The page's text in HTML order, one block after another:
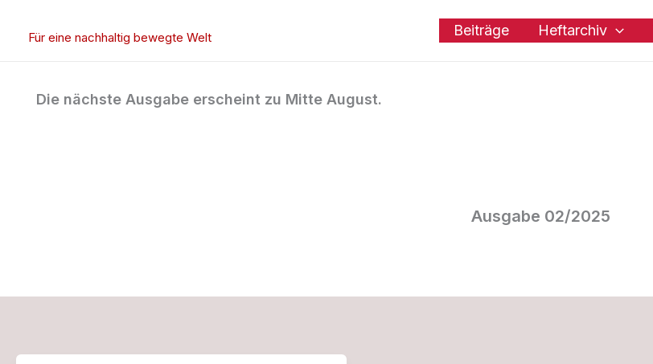
InhaltFür eine nachhaltig bewegte Welt Beiträge Heftarchiv
Die nächste Ausgabe erscheint zu Mitte August.
Ausgabe 02/2025